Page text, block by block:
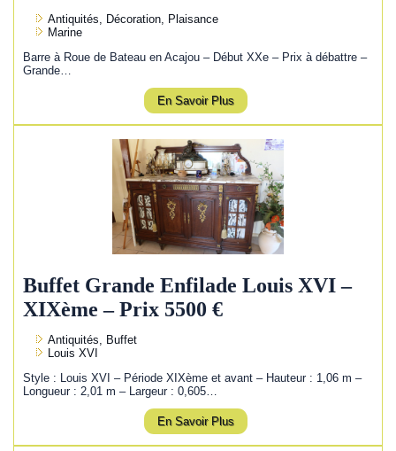
Antiquités, Décoration, Plaisance
Marine
Barre à Roue de Bateau en Acajou – Début XXe – Prix à débattre –
Grande…
En Savoir Plus
Buffet Grande Enfilade Louis XVI –
XIXème – Prix 5500 €
Antiquités, Buffet
Louis XVI
Style : Louis XVI – Période XIXème et avant – Hauteur : 1,06 m –
Longueur : 2,01 m – Largeur : 0,605…
En Savoir Plus